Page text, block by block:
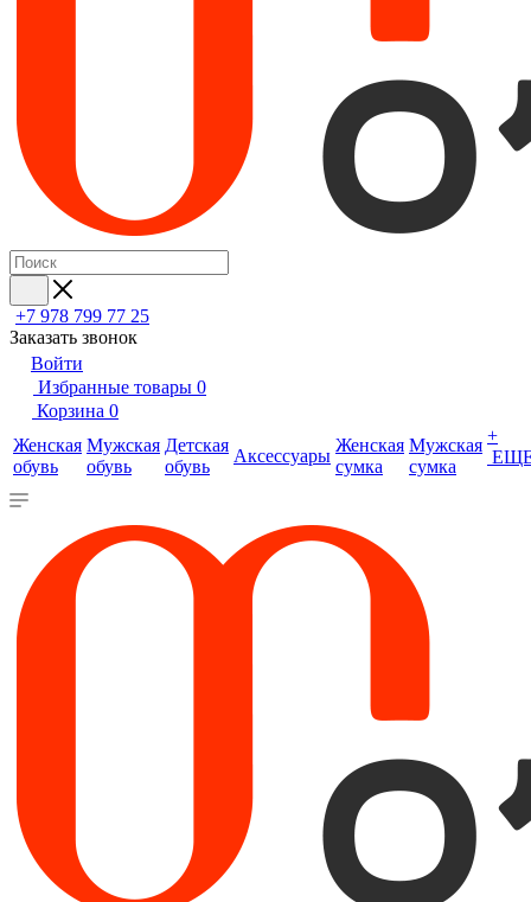
+7 978 799 77 25
Заказать звонок
Войти
Избранные товары 0
Корзина 0
Женская
обувь
Мужская
обувь
Детская
обувь
Аксессуары
Женская
сумка
Мужская
сумка
+